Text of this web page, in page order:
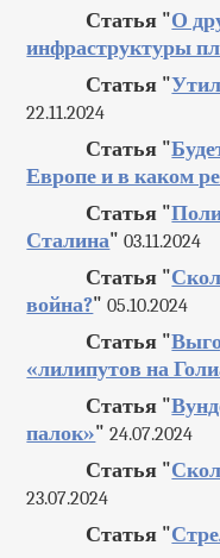
Статья "О
инфраструктуры
Статья "
22.11.2024
Статья "
Европе и в каком
Статья "
Сталина" 03.11.2024
Статья "
война?" 05.10.2024
Статья "
«лилипутов на
Статья "
палок»" 24.07.2024
Статья "
23.07.2024
Статья "